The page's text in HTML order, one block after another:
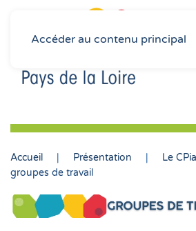
Accéder au contenu principal
Accueil Présentation Le
groupes de travail